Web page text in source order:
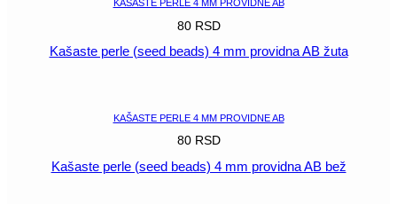
KAŠASTE PERLE 4 MM PROVIDNE AB
80 RSD
Kašaste perle (seed beads) 4 mm providna AB žuta
KAŠASTE PERLE 4 MM PROVIDNE AB
80 RSD
Kašaste perle (seed beads) 4 mm providna AB bež